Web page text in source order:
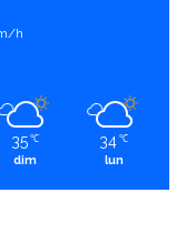
h
35 ℃
dim
34 ℃
lun